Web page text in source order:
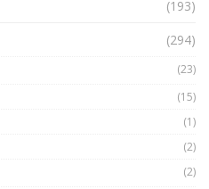
(193)
(294)
(23)
(15)
(1)
(2)
(2)